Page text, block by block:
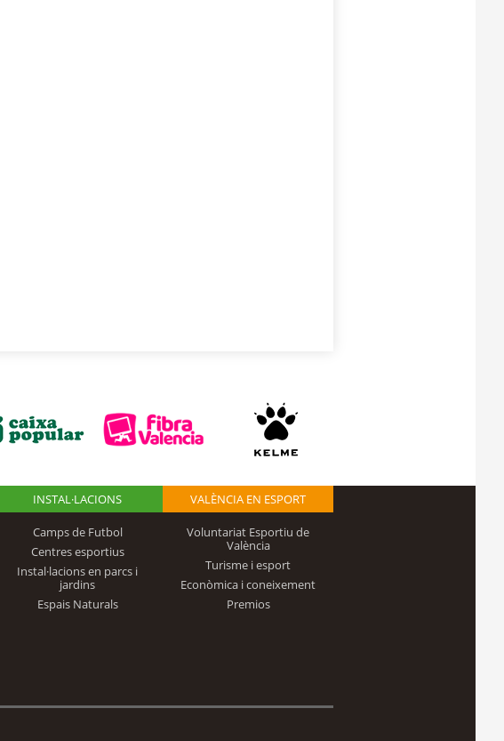
INSTAL·LACIONS
Camps de Futbol
Centres esportius
Instal·lacions en parcs i
jardins
Espais Naturals
VALÈNCIA EN ESPORT
Voluntariat Esportiu de
València
Turisme i esport
Econòmica i coneixement
Premios